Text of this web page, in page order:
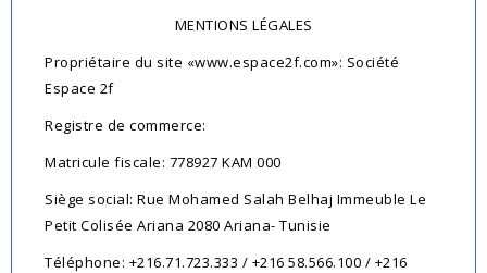
MENTIONS LÉGALES
Propriétaire du site «www.espace2f.com»: Société
Espace 2f
Registre de commerce:
Matricule fiscale: 778927 KAM 000
Siège social: Rue Mohamed Salah Belhaj Immeuble Le
Petit Colisée Ariana 2080 Ariana- Tunisie
Téléphone: +216.71.723.333 / +216 58.566.100 / +216